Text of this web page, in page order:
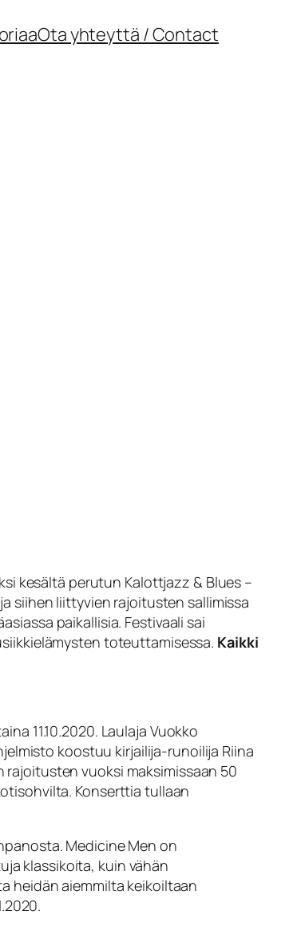
Ota yhteyttä / Contact
kesältä perutun Kalottjazz & Blues –
siihen liittyvien rajoitusten sallimissa
paikallisia. Festivaali sai
toteuttamisessa. Kaikki
11.10.2020. Laulaja Vuokko
koostuu kirjailija-runoilija Riina
vuoksi maksimissaan 50
Konserttia tullaan
Medicine Men on
klassikoita, kuin vähän
heidän aiemmilta keikoiltaan